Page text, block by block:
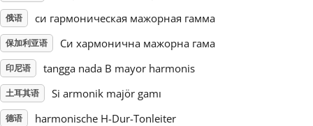
Português
Русский
俄语 си гармоническая мажорная гамма
保加利亚语 Си хармонична мажорна гама
印尼语 tangga nada B mayor harmonis
土耳其语 Si armonik majör gamı
德语 harmonische H-Dur-Tonleiter